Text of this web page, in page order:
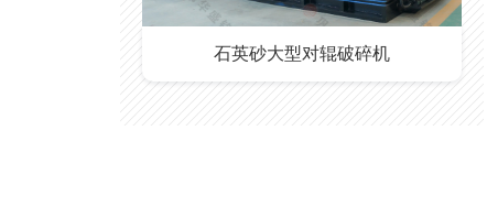
石英砂大型对辊破碎机